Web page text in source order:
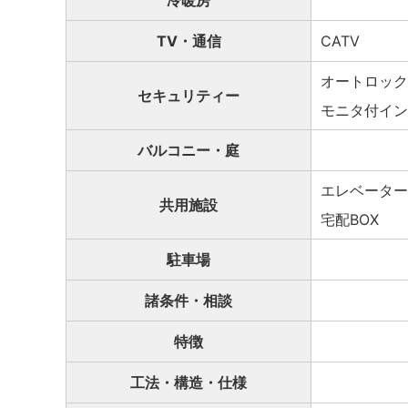
TV・通信 CATV
セキュリティー
オートロック
モニタ付イ
バルコニー・庭
共用施設
エレベーター
宅配BOX
駐車場
諸条件・相談
特徴
工法・構造・仕様